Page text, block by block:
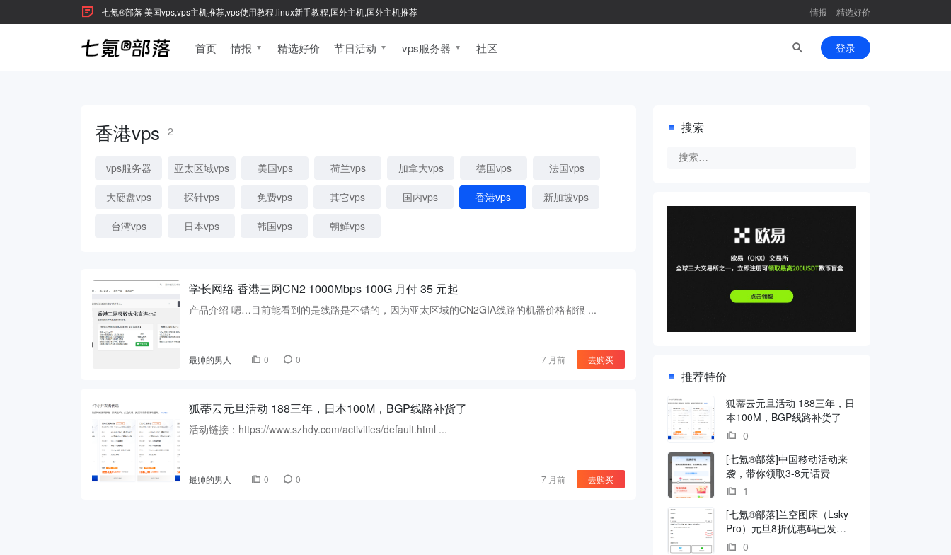
七氪®部落 美国vps,vps主机推荐,vps使用教程,linux新手教程,国外主机,国外主机推荐 情报 精选好价
首页 情报 精选好价 节日活动 vps服务器 社区 登录
香港vps 2
vps服务器 亚太区域vps 美国vps 荷兰vps 加拿大vps 德国vps 法国vps
大硬盘vps 探针vps 免费vps 其它vps 国内vps 香港vps 新加坡vps
台湾vps 日本vps 韩国vps 朝鲜vps
学长网络 香港三网CN2 1000Mbps 100G 月付 35 元起
产品介绍 嗯…目前能看到的是线路是不错的，因为亚太区域的CN2GIA线路的机器价格都很 ...
最帅的男人 0 0 7 月前 去购买
狐蒂云元旦活动 188三年，日本100M，BGP线路补货了
活动链接：https://www.szhdy.com/activities/default.html ...
最帅的男人 0 0 7 月前 去购买
搜索
推荐特价
狐蒂云元旦活动 188三年，日
本100M，BGP线路补货了
0
[七氪®部落]中国移动活动来
袭，带你领取3-8元话费
1
[七氪®部落]兰空图床（Lsky
Pro）元旦8折优惠码已发
放！0